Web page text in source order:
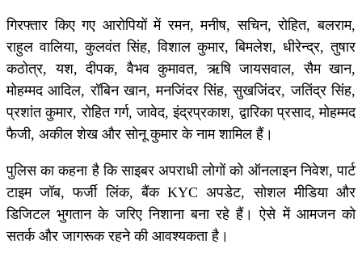
गिरफ्तार किए गए आरोपियों में रमन, मनीष, सचिन, रोहित, बलराम,
राहुल वालिया, कुलवंत सिंह, विशाल कुमार, बिमलेश, धीरेन्द्र, तुषार
कठोत्र, यश, दीपक, वैभव कुमावत, ऋषि जायसवाल, सैम खान,
मोहम्मद आदिल, रॉबिन खान, मनजिंदर सिंह, सुखजिंदर, जतिंद्र सिंह,
प्रशांत कुमार, रोहित गर्ग, जावेद, इंद्रप्रकाश, द्वारिका प्रसाद, मोहम्मद
फैजी, अकील शेख और सोनू कुमार के नाम शामिल हैं।
पुलिस का कहना है कि साइबर अपराधी लोगों को ऑनलाइन निवेश, पार्ट
टाइम जॉब, फर्जी लिंक, बैंक KYC अपडेट, सोशल मीडिया और
डिजिटल भुगतान के जरिए निशाना बना रहे हैं। ऐसे में आमजन को
सतर्क और जागरूक रहने की आवश्यकता है।